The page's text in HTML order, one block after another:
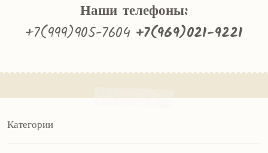
Наши телефоны:
+7(999)905-7604 +7(969)021-9221
Категории